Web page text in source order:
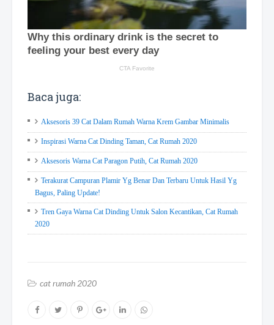
Baca juga:
Aksesoris 39 Cat Dalam Rumah Warna Krem Gambar Minimalis
Inspirasi Warna Cat Dinding Taman, Cat Rumah 2020
Aksesoris Warna Cat Paragon Putih, Cat Rumah 2020
Terakurat Campuran Plamir Yg Benar Dan Terbaru Untuk Hasil Yg
Bagus, Paling Update!
Tren Gaya Warna Cat Dinding Untuk Salon Kecantikan, Cat Rumah
2020
cat rumah 2020